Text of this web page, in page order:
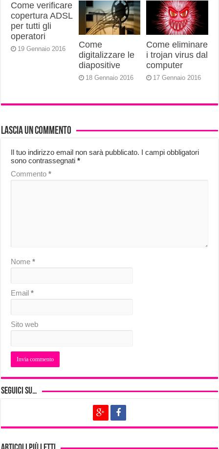
Come verificare
copertura ADSL
per tutti gli
operatori
19 Gennaio 2016
Come
digitalizzare le
diapositive
18 Gennaio 2016
Come eliminare
i trojan virus dal
computer
17 Gennaio 2016
Lascia un commento
Il tuo indirizzo email non sarà pubblicato. I campi obbligatori
sono contrassegnati*
Commento*
Nome*
Email*
Sito web
Seguici su…